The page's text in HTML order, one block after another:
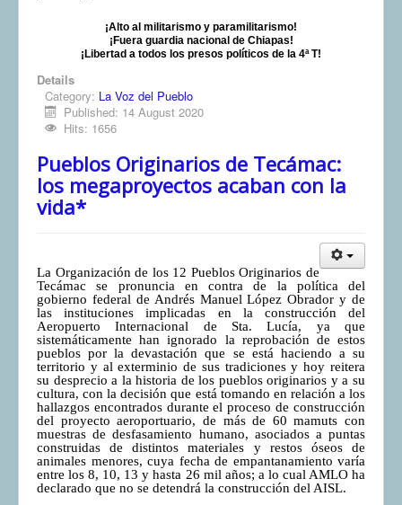
¡Alto al militarismo y paramilitarismo!
¡Fuera guardia nacional de Chiapas!
¡Libertad a todos los presos políticos de la 4ª T!
Details
Category: La Voz del Pueblo
Published: 14 August 2020
Hits: 1656
Pueblos Originarios de Tecámac:
los megaproyectos acaban con la
vida*
La Organización de los 12 Pueblos Originarios de
Tecámac se pronuncia en contra de la política del
gobierno federal de Andrés Manuel López Obrador y de
las instituciones implicadas en la construcción del
Aeropuerto Internacional de Sta. Lucía, ya que
sistemáticamente han ignorado la reprobación de estos
pueblos por la devastación que se está haciendo a su
territorio y al exterminio de sus tradiciones y hoy reitera
su desprecio a la historia de los pueblos originarios y a su
cultura, con la decisión que está tomando en relación a los
hallazgos encontrados durante el proceso de construcción
del proyecto aeroportuario, de más de 60 mamuts con
muestras de desfasamiento humano, asociados a puntas
construidas de distintos materiales y restos óseos de
animales menores, cuya fecha de empantanamiento varía
entre los 8, 10, 13 y hasta 26 mil años; a lo cual AMLO ha
declarado que no se detendrá la construcción del AISL.